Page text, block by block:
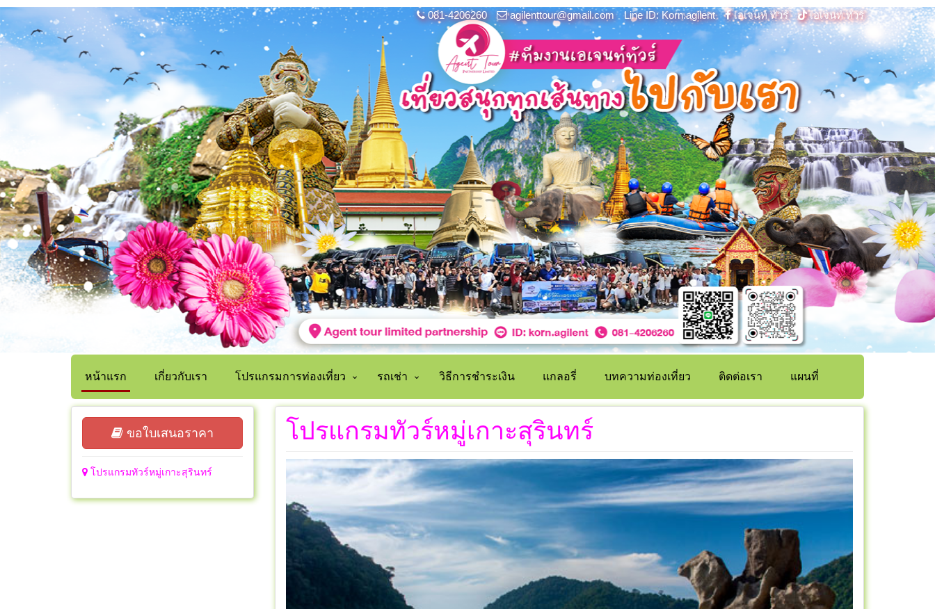
081-4206260 agilenttour@gmail.com Line ID: Korn.agilent เอเจนท์ ทัวร์ เอเจนท์ ทัวร์
หน้าแรก เกี่ยวกับเรา โปรแกรมการท่องเที่ยว รถเช่า วิธีการชำระเงิน แกลอรี่ บทความท่องเที่ยว ติดต่อเรา แผนที่
ขอใบเสนอราคา
โปรแกรมทัวร์หมู่เกาะสุรินทร์
โปรแกรมทัวร์หมู่เกาะสุรินทร์